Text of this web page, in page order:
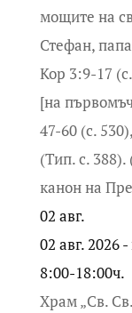
мощите на
Стефан,
Кор 3:9-17
[на
47-60 (с.
(Тип. с.
канон на
02 авг.
02 авг. 2026
8:00-18:00ч.
Храм „Св.